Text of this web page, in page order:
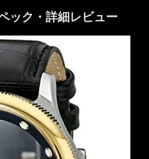
ック・詳細レビュー